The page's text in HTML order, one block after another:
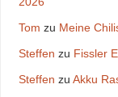
Tom zu Meine
Steffen zu Fissler
Steffen zu Akku